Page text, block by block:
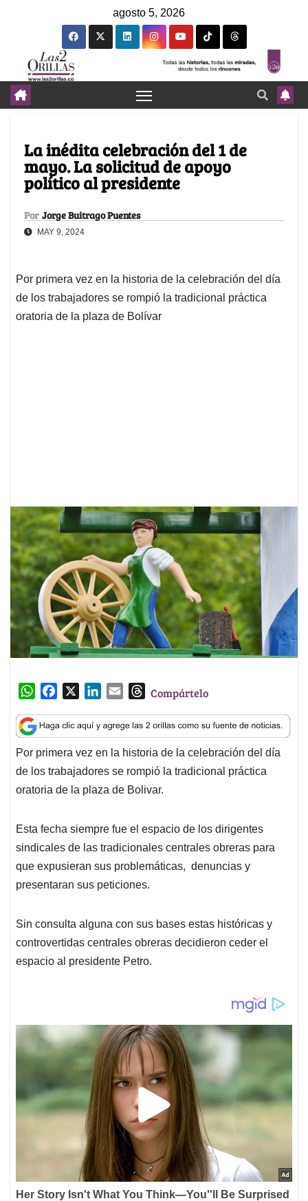
agosto 5, 2026
La inédita celebración del 1 de
mayo. La solicitud de apoyo
político al presidente
Por Jorge Buitrago Puentes
MAY 9, 2024
Por primera vez en la historia de la celebración del día
de los trabajadores se rompió la tradicional práctica
oratoria de la plaza de Bolívar
W
a
t
s
A
p
c
e
b
o
o
n
k
e
d
I
a
i
l
T
r
e
a
d
s
Compártelo
Por primera vez en la historia de la celebración del día
de los trabajadores se rompió la tradicional práctica
oratoria de la plaza de Bolivar.
Esta fecha siempre fue el espacio de los dirigentes
sindicales de las tradicionales centrales obreras para
que expusieran sus problemáticas, denuncias y
presentaran sus peticiones.
Sin consulta alguna con sus bases estas históricas y
controvertidas centrales obreras decidieron ceder el
espacio al presidente Petro.